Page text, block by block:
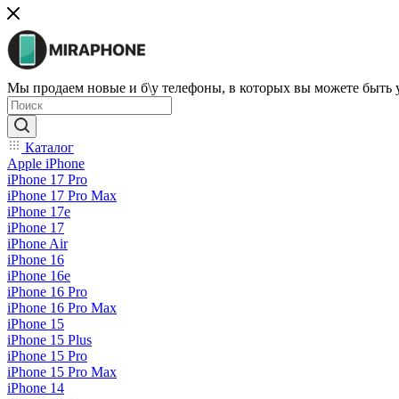
Мы продаем новые и б\у телефоны, в которых вы можете быть
Каталог
Apple iPhone
iPhone 17 Pro
iPhone 17 Pro Max
iPhone 17e
iPhone 17
iPhone Air
iPhone 16
iPhone 16e
iPhone 16 Pro
iPhone 16 Pro Max
iPhone 15
iPhone 15 Plus
iPhone 15 Pro
iPhone 15 Pro Max
iPhone 14